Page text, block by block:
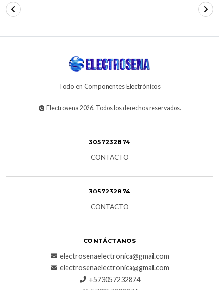
Todo en Componentes Electrónicos
Electrosena 2026. Todos los derechos reservados.
3057232874
CONTACTO
3057232874
CONTACTO
CONTÁCTANOS
electrosenaelectronica@gmail.com
electrosenaelectronica@gmail.com
+573057232874